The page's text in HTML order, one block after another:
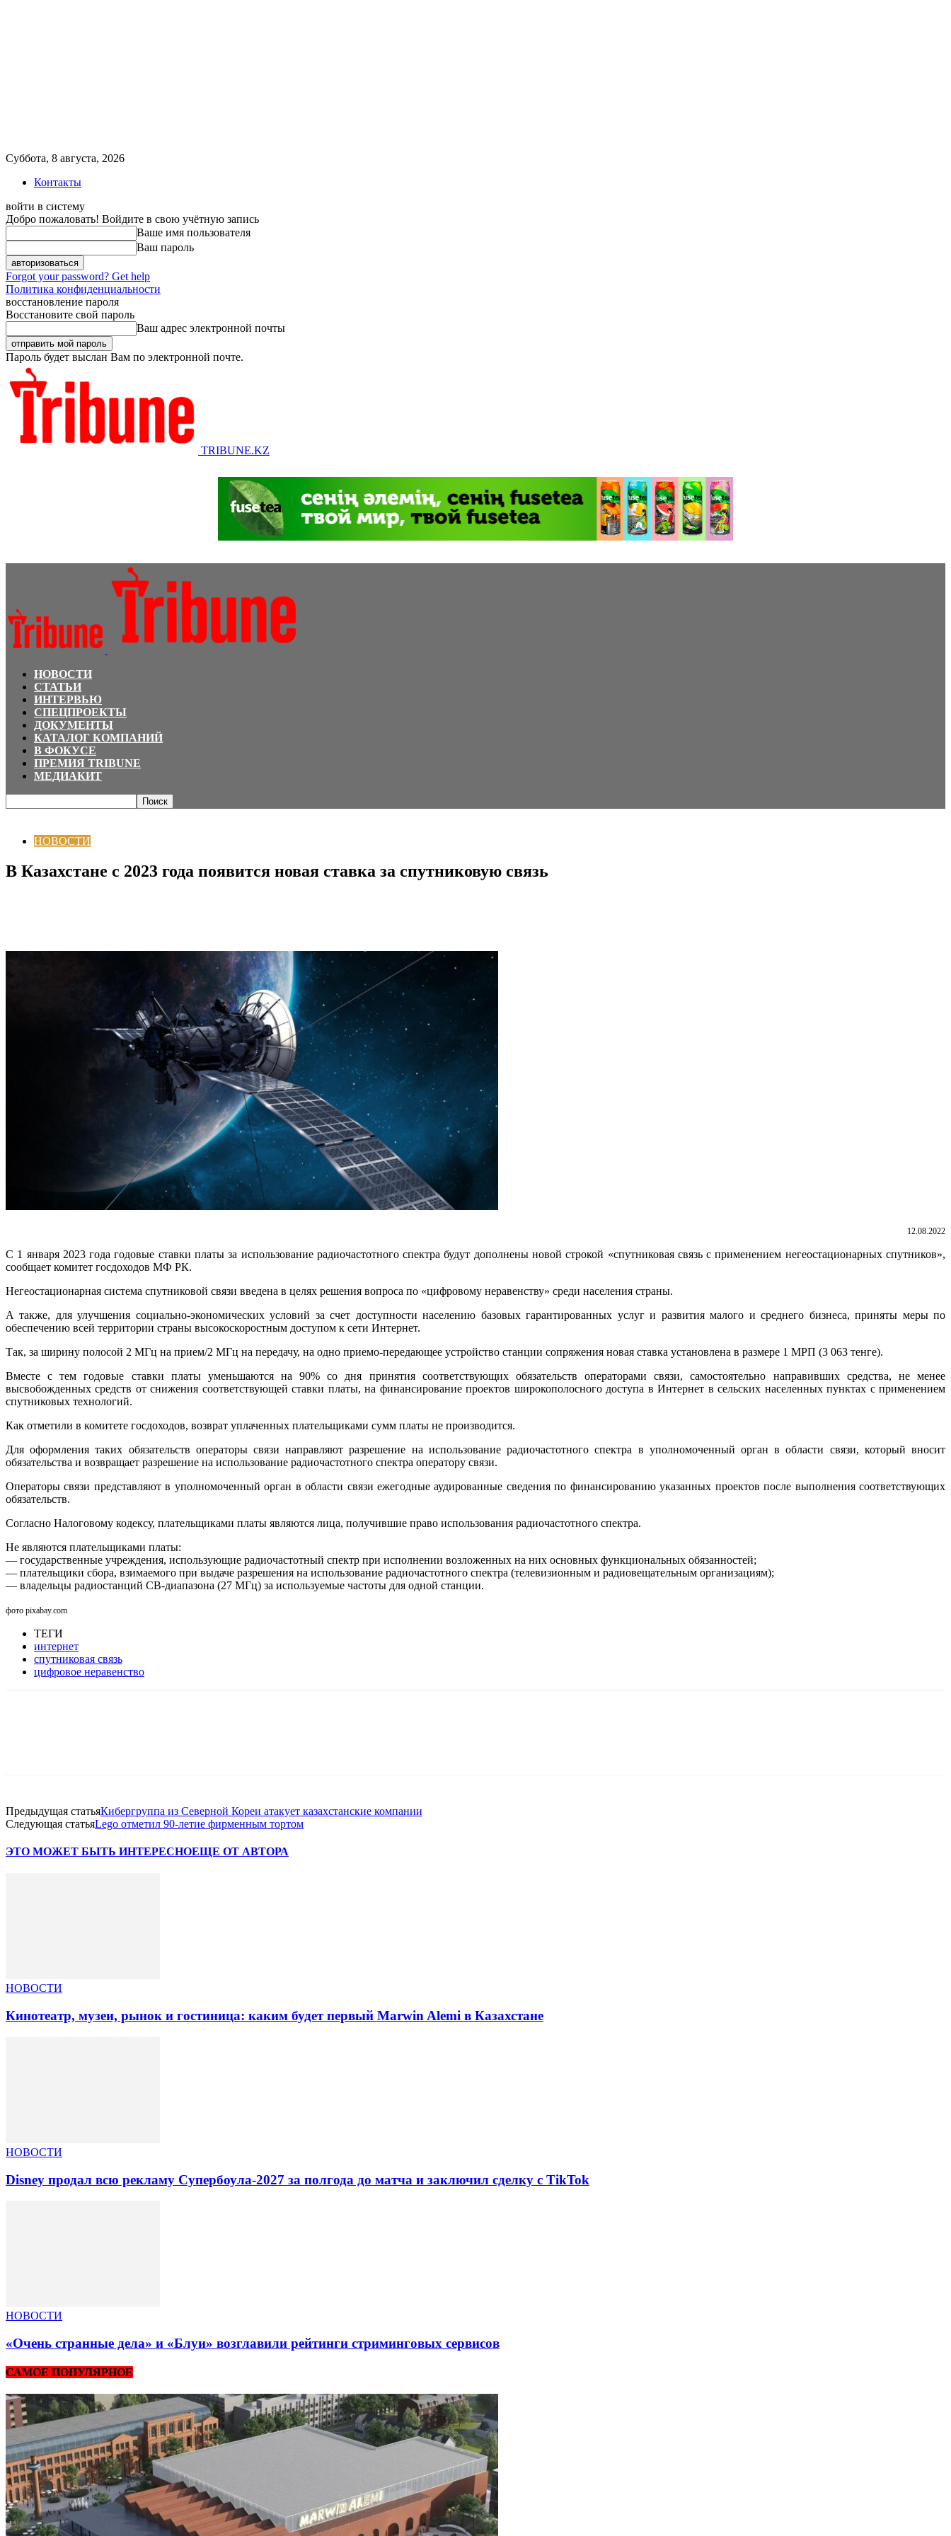
Суббота, 8 августа, 2026
Контакты
войти в систему
Добро пожаловать! Войдите в свою учётную запись
Ваше имя пользователя
Ваш пароль
Forgot your password? Get help
Политика конфиденциальности
восстановление пароля
Восстановите свой пароль
Ваш адрес электронной почты
Пароль будет выслан Вам по электронной почте.
TRIBUNE.KZ
НОВОСТИ
СТАТЬИ
ИНТЕРВЬЮ
СПЕЦПРОЕКТЫ
ДОКУМЕНТЫ
КАТАЛОГ КОМПАНИЙ
В ФОКУСЕ
ПРЕМИЯ TRIBUNE
МЕДИАКИТ
НОВОСТИ
В Казахстане с 2023 года появится новая ставка за спутниковую связь
12.08.2022
С 1 января 2023 года годовые ставки платы за использование радиочастотного спектра будут дополнены новой строкой «спутниковая связь с применением негеостационарных спутников»,
сообщает комитет госдоходов МФ РК.
Негеостационарная система спутниковой связи введена в целях решения вопроса по «цифровому неравенству» среди населения страны.
А также, для улучшения социально-экономических условий за счет доступности населению базовых гарантированных услуг и развития малого и среднего бизнеса, приняты меры по
обеспечению всей территории страны высокоскоростным доступом к сети Интернет.
Так, за ширину полосой 2 МГц на прием/2 МГц на передачу, на одно приемо-передающее устройство станции сопряжения новая ставка установлена в размере 1 МРП (3 063 тенге).
Вместе с тем годовые ставки платы уменьшаются на 90% со дня принятия соответствующих обязательств операторами связи, самостоятельно направивших средства, не менее
высвобожденных средств от снижения соответствующей ставки платы, на финансирование проектов широкополосного доступа в Интернет в сельских населенных пунктах с применением
спутниковых технологий.
Как отметили в комитете госдоходов, возврат уплаченных плательщиками сумм платы не производится.
Для оформления таких обязательств операторы связи направляют разрешение на использование радиочастотного спектра в уполномоченный орган в области связи, который вносит
обязательства и возвращает разрешение на использование радиочастотного спектра оператору связи.
Операторы связи представляют в уполномоченный орган в области связи ежегодные аудированные сведения по финансированию указанных проектов после выполнения соответствующих
обязательств.
Согласно Налоговому кодексу, плательщиками платы являются лица, получившие право использования радиочастотного спектра.
Не являются плательщиками платы:
— государственные учреждения, использующие радиочастотный спектр при исполнении возложенных на них основных функциональных обязанностей;
— плательщики сбора, взимаемого при выдаче разрешения на использование радиочастотного спектра (телевизионным и радиовещательным организациям);
— владельцы радиостанций СВ-диапазона (27 МГц) за используемые частоты для одной станции.
фото pixabay.com
ТЕГИ
интернет
спутниковая связь
цифровое неравенство
Предыдущая статьяКибергруппа из Северной Кореи атакует казахстанские компании
Следующая статьяLego отметил 90-летие фирменным тортом
ЭТО МОЖЕТ БЫТЬ ИНТЕРЕСНОЕЩЕ ОТ АВТОРА
НОВОСТИ
Кинотеатр, музеи, рынок и гостиница: каким будет первый Marwin Alemi в Казахстане
НОВОСТИ
Disney продал всю рекламу Супербоула-2027 за полгода до матча и заключил сделку с TikTok
НОВОСТИ
«Очень странные дела» и «Блуи» возглавили рейтинги стриминговых сервисов
САМОЕ ПОПУЛЯРНОЕ